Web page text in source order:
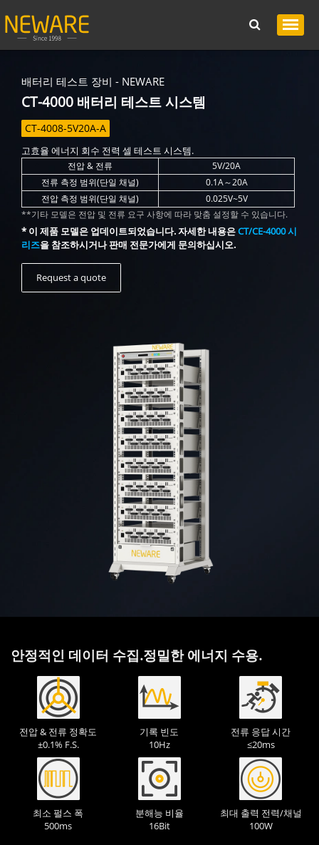
배터리 테스트 장비 - NEWARE
CT-4000 배터리 테스트 시스템
CT-4008-5V20A-A
고효율 에너지 회수 전력 셀 테스트 시스템.
전압 & 전류
5V/20A
전류 측정 범위(단일 채널)
0.1A～20A
전압 측정 범위(단일 채널)
0.025V~5V
**기타 모델은 전압 및 전류 요구 사항에 따라 맞춤 설정할 수 있습니다.
* 이 제품 모델은 업데이트되었습니다. 자세한 내용은CT/CE-4000 시
리즈을 참조하시거나 판매 전문가에게 문의하십시오.
Request a quote
안정적인 데이터 수집.정밀한 에너지 수용.
전압 & 전류 정확도
±0.1% F.S.
기록 빈도
10Hz
전류 응답 시간
≤20ms
최소 펄스 폭
500ms
분해능 비율
16Bit
최대 출력 전력/채널
100W